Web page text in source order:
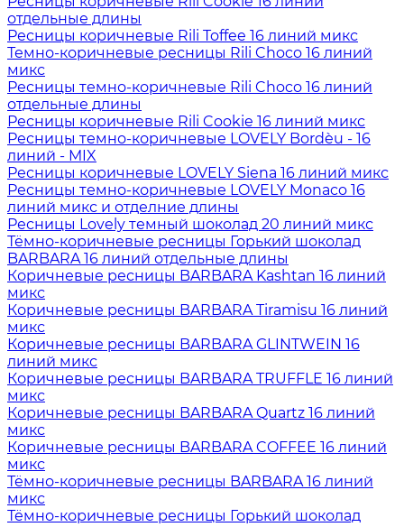
отдельные длины
Ресницы коричневые Rili Toffee 16 линий микс
Темно-коричневые ресницы Rili Choco 16 линий
микс
Ресницы темно-коричневые Rili Choco 16 линий
отдельные длины
Ресницы коричневые Rili Cookie 16 линий микс
Ресницы темно-коричневые LOVELY Bordèu - 16
линий - MIX
Ресницы коричневые LOVELY Siena 16 линий микс
Ресницы темно-коричневые LOVELY Monaco 16
линий микс и отделние длины
Ресницы Lovely темный шоколад 20 линий микс
Тёмно-коричневые ресницы Горький шоколад
BARBARA 16 линий отдельные длины
Коричневые ресницы BARBARA Kashtan 16 линий
микс
Коричневые ресницы BARBARA Tiramisu 16 линий
микс
Коричневые ресницы BARBARA GLINTWEIN 16
линий микс
Коричневые ресницы BARBARA TRUFFLE 16 линий
микс
Коричневые ресницы BARBARA Quartz 16 линий
микс
Коричневые ресницы BARBARA COFFEE 16 линий
микс
Тёмно-коричневые ресницы BARBARA 16 линий
микс
Тёмно-коричневые ресницы Горький шоколад